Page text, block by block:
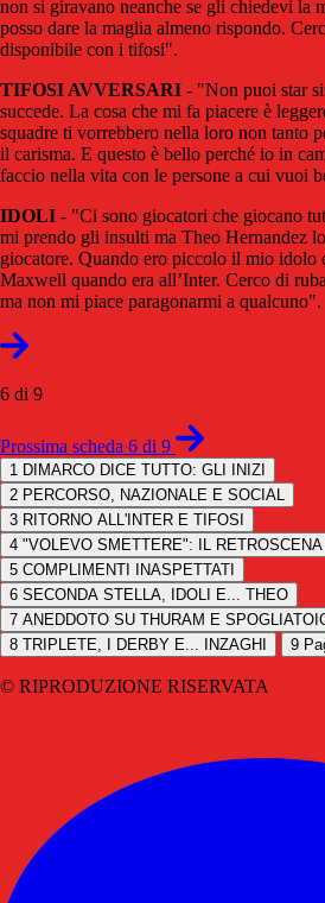
non si giravano neanche se gli chiedevi la
posso dare la maglia almeno rispondo.
disponibile con i tifosi".
TIFOSI AVVERSARI - "Non puoi star
succede. La cosa che mi fa piacere è
squadre ti vorrebbero nella loro non tanto
il carisma. E questo è bello perché io in
faccio nella vita con le persone a cui vuoi
IDOLI - "Ci sono giocatori che giocano
mi prendo gli insulti ma Theo Hernandez
giocatore. Quando ero piccolo il mio idolo
Maxwell quando era all’Inter. Cerco di
ma non mi piace paragonarmi a qualcuno".
6 di 9
Prossima scheda 6 di 9
1 DIMARCO DICE TUTTO: GLI INIZI
2 PERCORSO, NAZIONALE E SOCIAL
3 RITORNO ALL'INTER E TIFOSI
4 "VOLEVO SMETTERE": IL
5 COMPLIMENTI INASPETTATI
6 SECONDA STELLA, IDOLI E... THEO
7 ANEDDOTO SU THURAM E
8 TRIPLETE, I DERBY E... INZAGHI 9
© RIPRODUZIONE RISERVATA